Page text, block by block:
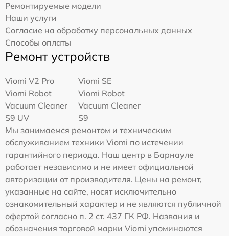
Ремонтируемые модели
Наши услуги
Согласие на обработку персональных данных
Способы оплаты
Ремонт устройств
Viomi V2 Pro
Viomi SE
Viomi Robot
Vacuum Cleaner
S9 UV
Viomi Robot
Vacuum Cleaner
S9
Мы занимаемся ремонтом и техническим
обслуживанием техники Viomi по истечении
гарантийного периода. Наш центр в Барнауле
работает независимо и не имеет официальной
авторизации от производителя. Цены на ремонт,
указанные на сайте, носят исключительно
ознакомительный характер и не являются публичной
офертой согласно п. 2 ст. 437 ГК РФ. Названия и
обозначения торговой марки Viomi упоминаются